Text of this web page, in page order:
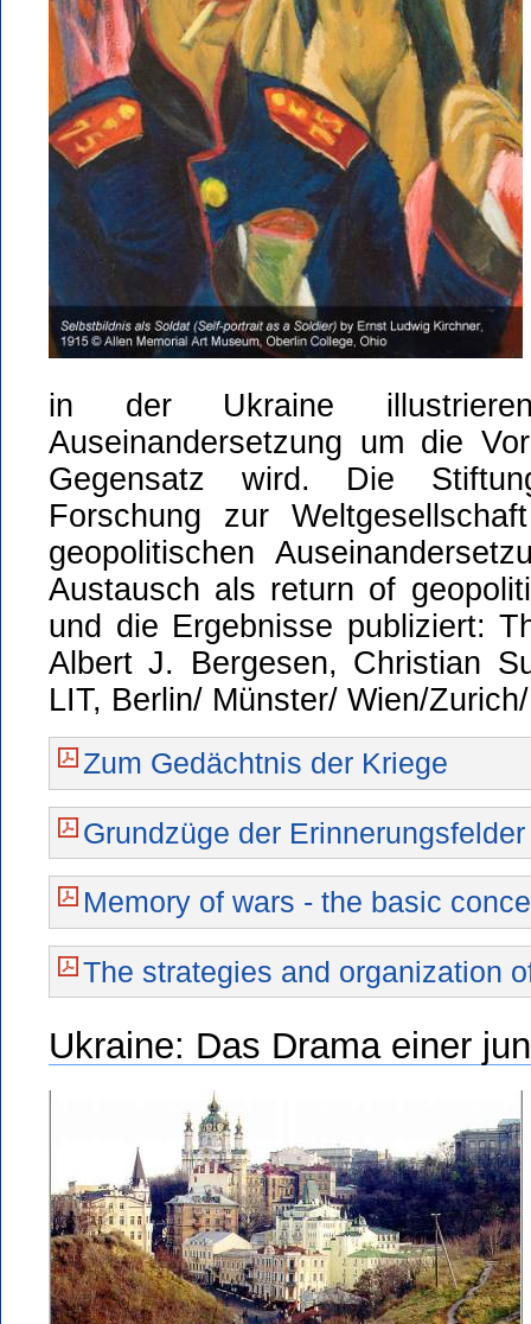
in der Ukraine
Auseinandersetzung um die
Gegensatz wird. Die
Forschung zur
geopolitischen
Austausch als return of
und die Ergebnisse publiziert:
Albert J. Bergesen, Christian
LIT, Berlin/ Münster/ Wien/
Zum Gedächtnis der Kriege
Grundzüge der Erinnerungsfelder
Memory of wars - the basic
The strategies and organization
Ukraine: Das Drama einer